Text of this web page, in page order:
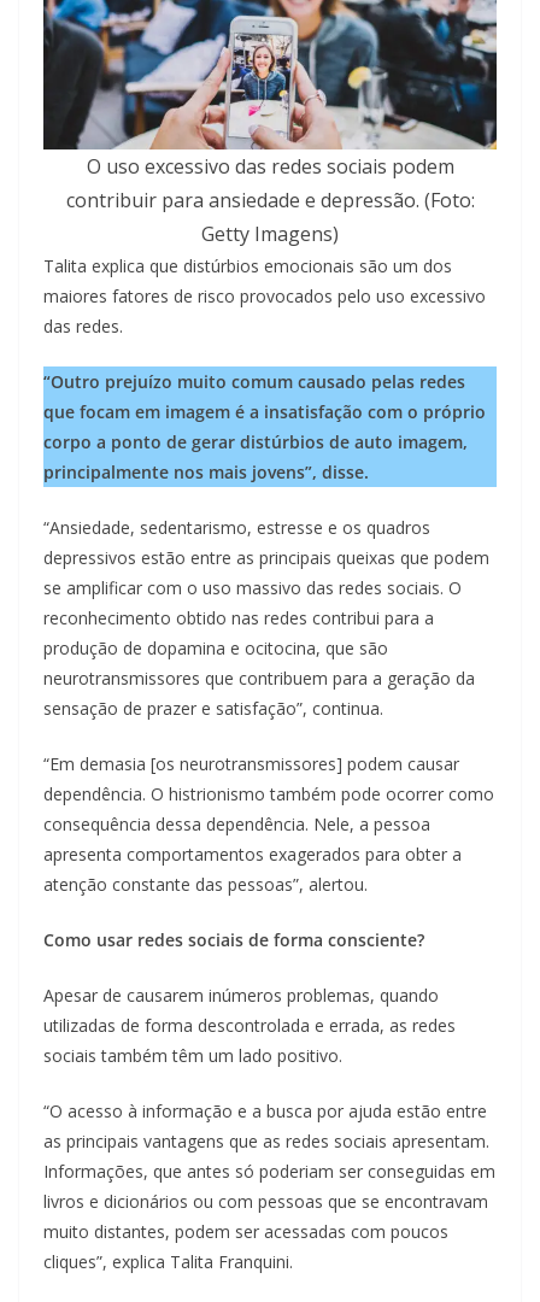
O uso excessivo das redes sociais podem
contribuir para ansiedade e depressão. (Foto:
Getty Imagens)
Talita explica que distúrbios emocionais são um dos
maiores fatores de risco provocados pelo uso excessivo
das redes.
“Outro prejuízo muito comum causado pelas redes
que focam em imagem é a insatisfação com o próprio
corpo a ponto de gerar distúrbios de auto imagem,
principalmente nos mais jovens”, disse.
“Ansiedade, sedentarismo, estresse e os quadros
depressivos estão entre as principais queixas que podem
se amplificar com o uso massivo das redes sociais. O
reconhecimento obtido nas redes contribui para a
produção de dopamina e ocitocina, que são
neurotransmissores que contribuem para a geração da
sensação de prazer e satisfação”, continua.
“Em demasia [os neurotransmissores] podem causar
dependência. O histrionismo também pode ocorrer como
consequência dessa dependência. Nele, a pessoa
apresenta comportamentos exagerados para obter a
atenção constante das pessoas”, alertou.
Como usar redes sociais de forma consciente?
Apesar de causarem inúmeros problemas, quando
utilizadas de forma descontrolada e errada, as redes
sociais também têm um lado positivo.
“O acesso à informação e a busca por ajuda estão entre
as principais vantagens que as redes sociais apresentam.
Informações, que antes só poderiam ser conseguidas em
livros e dicionários ou com pessoas que se encontravam
muito distantes, podem ser acessadas com poucos
cliques”, explica Talita Franquini.